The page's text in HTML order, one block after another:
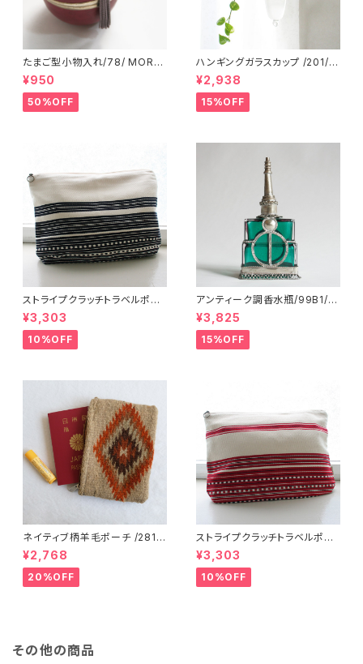
たまご型小物入れ/78/ MORO
CCO モロッコ
¥950
50%OFF
ハンギングガラスカップ /201/ I
NDIA インド
¥2,938
15%OFF
ストライプクラッチトラベルポー
チ/ L /147/Blue/ HUNGARY
ハンガリー
¥3,303
10%OFF
アンティーク調香水瓶/99B1/M
OROCCO モロッコ
¥3,825
15%OFF
ネイティブ柄羊毛ポーチ /281f/
MEXICO メキシコ
¥2,768
20%OFF
ストライプクラッチトラベルポー
チ / L /147/Red/ HUNGARY
ハンガリー
¥3,303
10%OFF
その他の商品